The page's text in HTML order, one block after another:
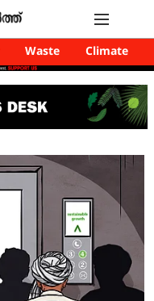
Waste Climate